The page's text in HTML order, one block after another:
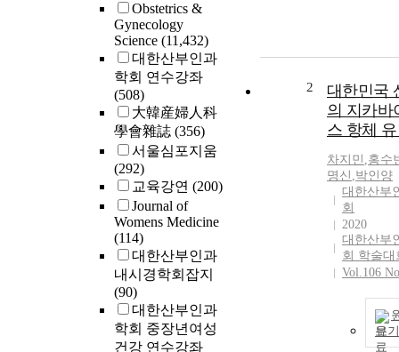
Obstetrics &
Gynecology
Science (11,432)
대한산부인과
학회 연수강좌
(508)
大韓産婦人科
學會雜誌 (356)
서울심포지움
(292)
교육강연 (200)
Journal of
Womens Medicine
(114)
대한산부인과
내시경학회잡지
(90)
대한산부인과
학회 중장년여성
건강 연수강좌
2
대한민국
의 지카바
스 항체
차지민 ,홍수
명신 ,박인양
대한산부
회
2020
대한산부
회 학술대
Vol.106
보기